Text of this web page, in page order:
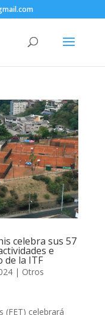
celebra sus 57
e
de la ITF
| Otros
(FET) celebrará